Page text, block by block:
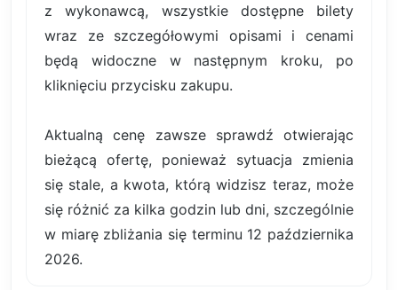
z wykonawcą, wszystkie dostępne bilety
wraz ze szczegółowymi opisami i cenami
będą widoczne w następnym kroku, po
kliknięciu przycisku zakupu.
Aktualną cenę zawsze sprawdź otwierając
bieżącą ofertę, ponieważ sytuacja zmienia
się stale, a kwota, którą widzisz teraz, może
się różnić za kilka godzin lub dni, szczególnie
w miarę zbliżania się terminu 12 października
2026.